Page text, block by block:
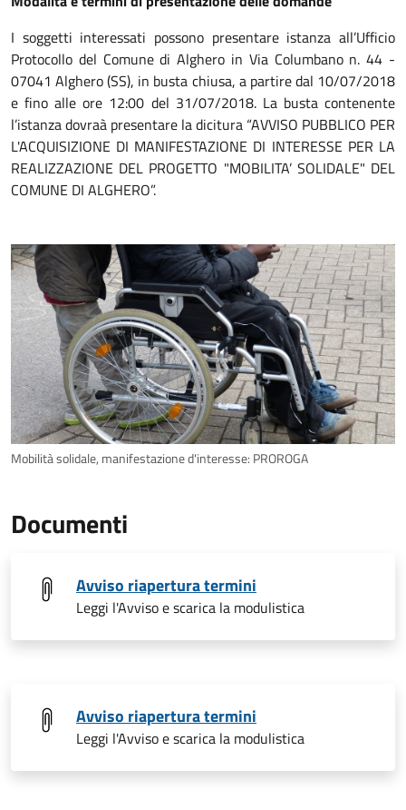
I soggetti interessati possono presentare istanza all’Ufficio
Protocollo del Comune di Alghero in Via Columbano n. 44 -
07041 Alghero (SS), in busta chiusa, a partire dal 10/07/2018
e fino alle ore 12:00 del 31/07/2018. La busta contenente
l’istanza dovraà presentare la dicitura “AVVISO PUBBLICO PER
L'ACQUISIZIONE DI MANIFESTAZIONE DI INTERESSE PER LA
REALIZZAZIONE DEL PROGETTO "MOBILITA’ SOLIDALE" DEL
COMUNE DI ALGHERO”.
Mobilità solidale, manifestazione d'interesse: PROROGA
Documenti
Avviso riapertura termini
Leggi l'Avviso e scarica la modulistica
Avviso riapertura termini
Leggi l'Avviso e scarica la modulistica